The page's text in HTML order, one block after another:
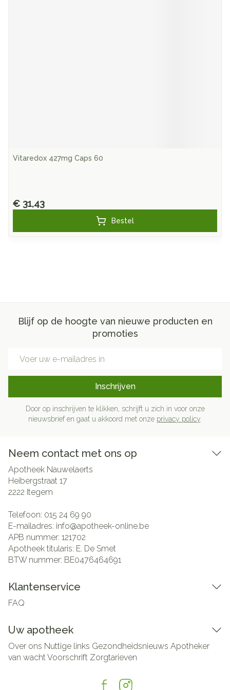
Vitaredox 427mg Caps 60
€ 31,43
Bestel
Blijf op de hoogte van nieuwe producten en
promoties
Inschrijven
Door op inschrijven te klikken, schrijft u zich in voor onze
nieuwsbrief en gaat u akkoord met onze privacy policy
Neem contact met ons op
Apotheek Nauwelaerts
Heibergstraat 17
2222 Itegem
Telefoon: 015 24 69 90
E-mailadres: info@apotheek-online.be
APB nummer: 121702
Apotheek titularis: E. De Smet
BTW nummer: BE0476464691
Klantenservice
FAQ
Uw apotheek
Over ons Nuttige links Gezondheidsnieuws Apotheker
van wachtVoorschrift Zorgtarieven